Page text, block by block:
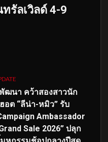
รัลเวิลด์ 4-9
ฒนา คว้าสองสาวนัก
อต “ลีน่า-หมิว” รับ
Ambassador
Sale 2026” ปลุก